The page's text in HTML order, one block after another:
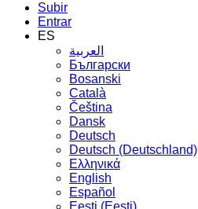
Subir
Entrar
ES
العربية
Български
Bosanski
Сatalà
Čeština
Dansk
Deutsch
Deutsch (Deutschland)
Ελληνικά
English
Español
Eesti (Eesti)